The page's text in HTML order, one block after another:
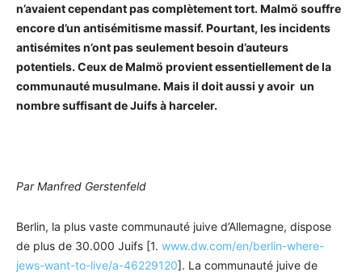
n’avaient cependant pas complètement tort. Malmö souffre
encore d’un antisémitisme massif. Pourtant, les incidents
antisémites n’ont pas seulement besoin d’auteurs
potentiels. Ceux de Malmö provient essentiellement de la
communauté musulmane. Mais il doit aussi y avoir un
nombre suffisant de Juifs à harceler.
Par Manfred Gerstenfeld
Berlin, la plus vaste communauté juive d’Allemagne, dispose
de plus de 30.000 Juifs [1. www.dw.com/en/berlin-where-
jews-want-to-live/a-46229120]. La communauté juive de